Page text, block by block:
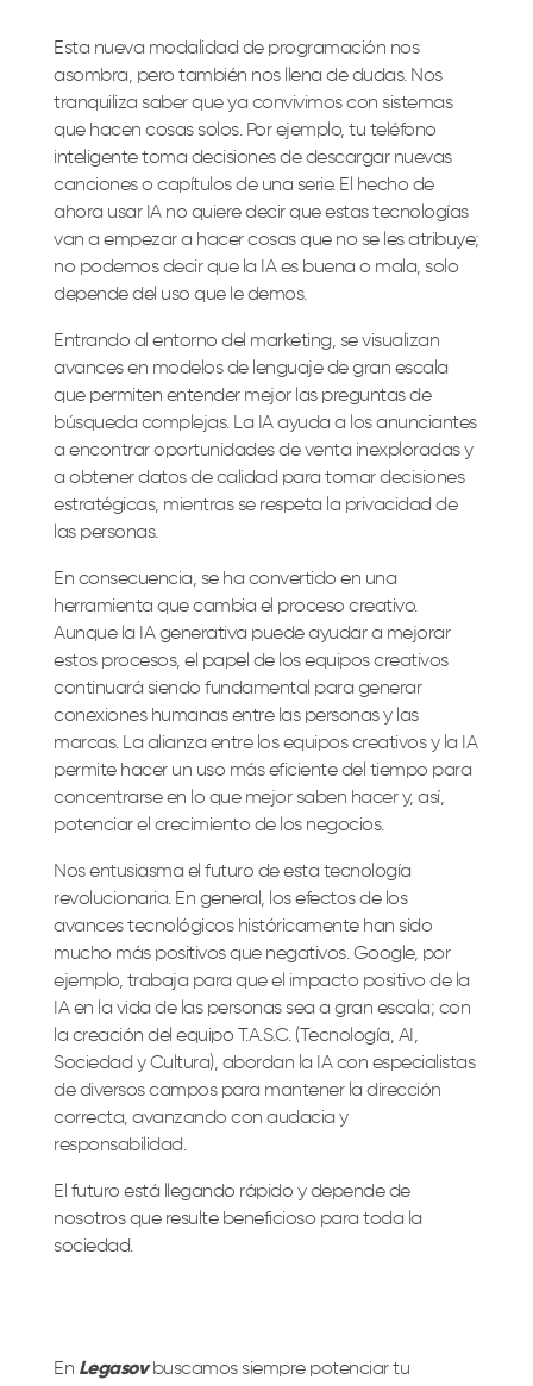
Esta nueva modalidad de programación nos
asombra, pero también nos llena de dudas. Nos
tranquiliza saber que ya convivimos con sistemas
que hacen cosas solos. Por ejemplo, tu teléfono
inteligente toma decisiones de descargar nuevas
canciones o capítulos de una serie. El hecho de
ahora usar IA no quiere decir que estas tecnologías
van a empezar a hacer cosas que no se les atribuye;
no podemos decir que la IA es buena o mala, solo
depende del uso que le demos.
Entrando al entorno del marketing, se visualizan
avances en modelos de lenguaje de gran escala
que permiten entender mejor las preguntas de
búsqueda complejas. La IA ayuda a los anunciantes
a encontrar oportunidades de venta inexploradas y
a obtener datos de calidad para tomar decisiones
estratégicas, mientras se respeta la privacidad de
las personas.
En consecuencia, se ha convertido en una
herramienta que cambia el proceso creativo.
Aunque la IA generativa puede ayudar a mejorar
estos procesos, el papel de los equipos creativos
continuará siendo fundamental para generar
conexiones humanas entre las personas y las
marcas. La alianza entre los equipos creativos y la IA
permite hacer un uso más eficiente del tiempo para
concentrarse en lo que mejor saben hacer y, así,
potenciar el crecimiento de los negocios.
Nos entusiasma el futuro de esta tecnología
revolucionaria. En general, los efectos de los
avances tecnológicos históricamente han sido
mucho más positivos que negativos. Google, por
ejemplo, trabaja para que el impacto positivo de la
IA en la vida de las personas sea a gran escala; con
la creación del equipo T.A.S.C. (Tecnología, AI,
Sociedad y Cultura), abordan la IA con especialistas
de diversos campos para mantener la dirección
correcta, avanzando con audacia y
responsabilidad.
El futuro está llegando rápido y depende de
nosotros que resulte beneficioso para toda la
sociedad.
En Legasovbuscamos siempre potenciar tu